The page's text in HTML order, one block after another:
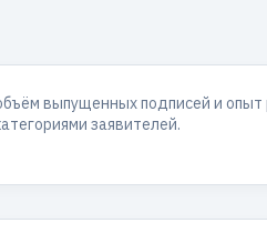
выпущенных подписей и опыт
заявителей.